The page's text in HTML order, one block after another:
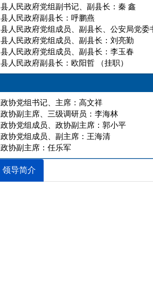
县人民政府党组副书记、副县长：秦 鑫
县人民政府副县长：呼鹏燕
县人民政府党组成员、副县长、公安局党委
县人民政府党组成员、副县长：刘亮勤
县人民政府党组成员、副县长：李玉春
县人民政府副县长：欧阳哲 （挂职）
政协党组书记、主席：高文祥
政协副主席、三级调研员：李海林
政协党组成员、政协副主席：郭小平
政协党组成员、副主席：王海清
政协副主席：任乐军
领导简介